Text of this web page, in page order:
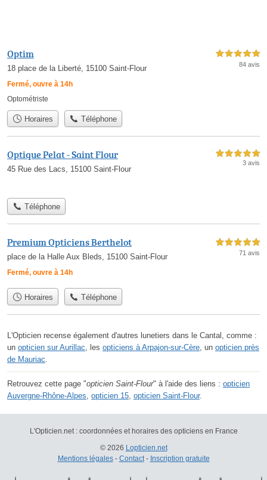
Optim
18 place de la Liberté, 15100 Saint-Flour
Fermé, ouvre à 14h
5,0 étoiles sur 5
84 avis
Optométriste
Horaires Téléphone
Optique Pelat - Saint Flour
45 Rue des Lacs, 15100 Saint-Flour
5,0 étoiles sur 5
3 avis
Téléphone
Premium Opticiens Berthelot
place de la Halle Aux Bleds, 15100 Saint-Flour
Fermé, ouvre à 14h
5,0 étoiles sur 5
71 avis
Horaires Téléphone
L'Opticien recense également d'autres lunetiers dans le Cantal, comme :
un opticien sur Aurillac , les opticiens à Arpajon-sur-Cère , un opticien près
de Mauriac
Retrouvez cette page "opticien Saint-Flour" à l'aide des liens : opticien
Auvergne-Rhône-Alpes opticien 15 opticien Saint-Flour.
L'Opticien.net : coordonnées et horaires des opticiens en France
© 2026 Lopticien.net
Mentions légales- Contact- Inscription gratuite